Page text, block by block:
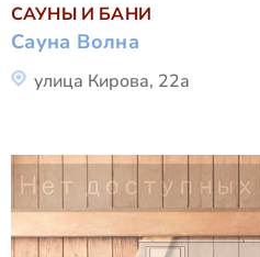
САУНЫ И БАНИ
Сауна Волна
улица Кирова, 22а